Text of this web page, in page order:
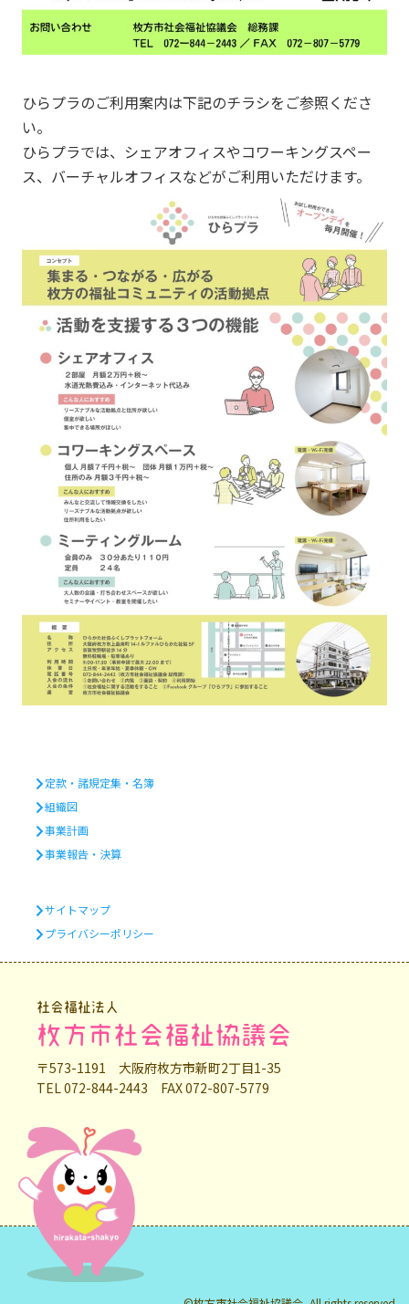
ひらプラのご利用案内は下記のチラシをご参照くださ
い。
ひらプラでは、シェアオフィスやコワーキングスペー
ス、バーチャルオフィスなどがご利用いただけます。
定款・諸規定集・名簿
組織図
事業計画
事業報告・決算
サイトマップ
プライバシーポリシー
社会福祉法人
枚方市社会福祉協議会
〒573-1191 大阪府枚方市新町2丁目1-35
TEL 072-844-2443 FAX 072-807-5779